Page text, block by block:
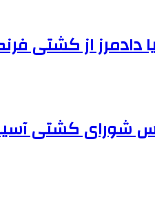
دادمرز از کشتی
شورای کشتی